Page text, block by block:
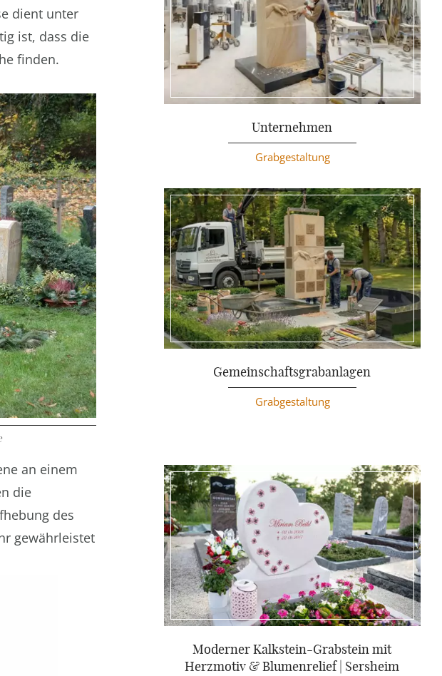
dient unter
ist, dass die
finden.
an einem
die
des
gewährleistet
Weiterlesen
Unternehmen
Grabgestaltung
Weiterlesen
Gemeinschaftsgrabanlagen
Grabgestaltung
Weiterlesen
Moderner Kalkstein-Grabstein mit
Herzmotiv & Blumenrelief | Sersheim